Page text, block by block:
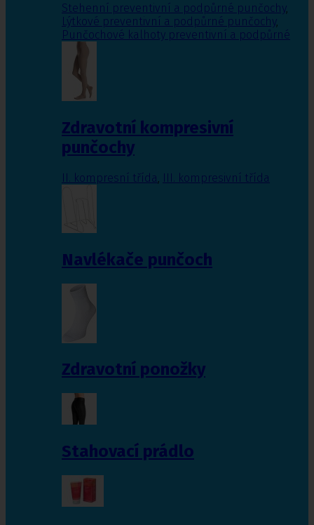
Stehenní preventivní a podpůrné punčochy,
Lýtkové preventivní a podpůrné punčochy,
Punčochové kalhoty preventivní a podpůrné
Zdravotní kompresivní
punčochy
II. kompresní třída III. kompresivní třída
Navlékače punčoch
Zdravotní ponožky
Stahovací prádlo